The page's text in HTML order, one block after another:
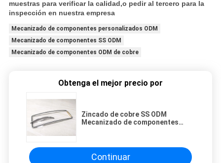
muestras para verificar la calidad,o pedir al tercero para la
inspección en nuestra empresa
Mecanizado de componentes personalizados ODM
Mecanizado de componentes SS ODM
Mecanizado de componentes ODM de cobre
Obtenga el mejor precio por
Zincado de cobre SS ODM
Mecanizado de componentes
Continuar